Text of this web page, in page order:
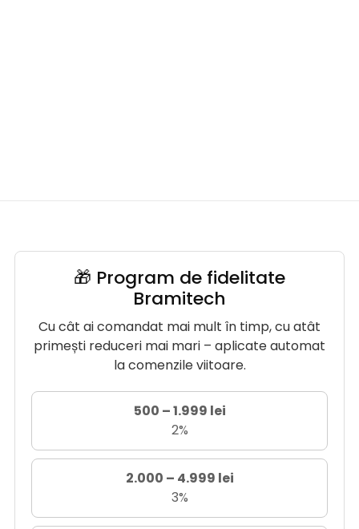
🎁 Program de fidelitate
Bramitech
Cu cât ai comandat mai mult în timp, cu atât
primești reduceri mai mari – aplicate automat
la comenzile viitoare.
500 – 1.999 lei
2%
2.000 – 4.999 lei
3%